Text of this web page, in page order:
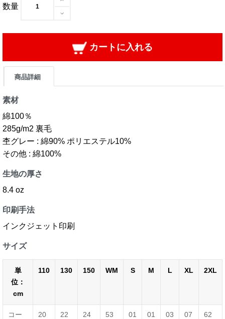
数量
カートに入れる
商品詳細
素材
綿100％
285g/m2 裏毛
杢グレー : 綿90% ポリエステル10%
その他 : 綿100%
生地の厚さ
8.4 oz
印刷手法
インクジェット印刷
サイズ
単
位：
cm
110 130 150 WM S M L XL 2XL
コー
20 22 24 53 01 01 03 07 62